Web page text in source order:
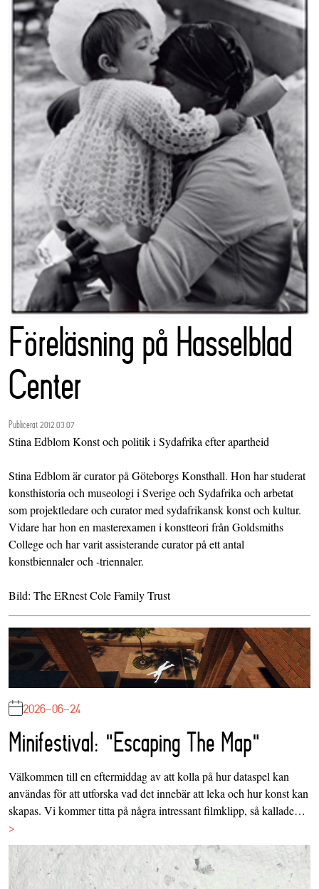
Föreläsning på Hasselblad
Center
Publicerat 2012.03.07
Stina Edblom Konst och politik i Sydafrika efter apartheid
Stina Edblom är curator på Göteborgs Konsthall. Hon har studerat
konsthistoria och museologi i Sverige och Sydafrika och arbetat
som projektledare och curator med sydafrikansk konst och kultur.
Vidare har hon en masterexamen i konstteori från Goldsmiths
College och har varit assisterande curator på ett antal
konstbiennaler och -triennaler.
Bild: The ERnest Cole Family Trust
2026-06-24
Minifestival: "Escaping The Map"
Välkommen till en eftermiddag av att kolla på hur dataspel kan
användas för att utforska vad det innebär att leka och hur konst kan
skapas. Vi kommer titta på några intressant filmklipp, så kallade…
>